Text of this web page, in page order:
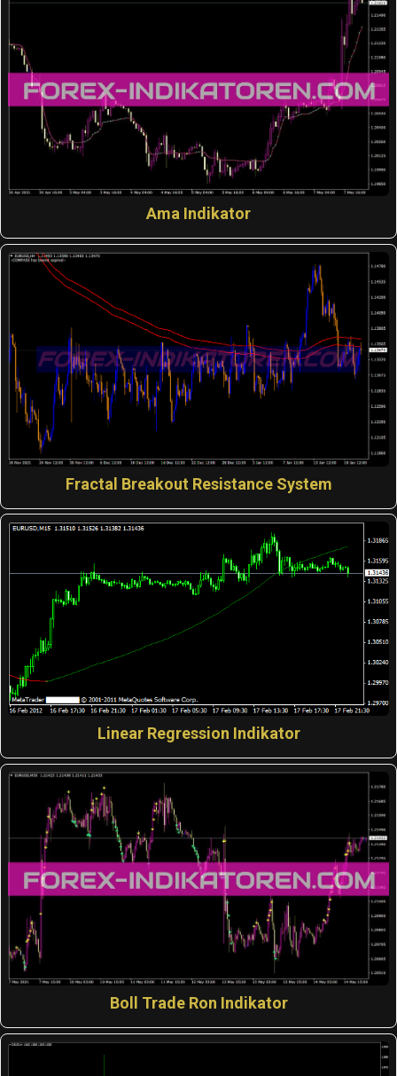
Ama Indikator
Fractal Breakout Resistance System
Linear Regression Indikator
Boll Trade Ron Indikator